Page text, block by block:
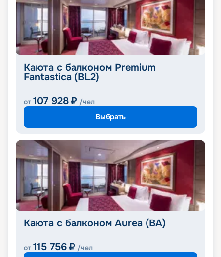
Каюта с балконом Premium
Fantastica (BL2)
от 107 928 ₽ /чел
Выбрать
Каюта с балконом Aurea (BA)
от 115 756 ₽ /чел